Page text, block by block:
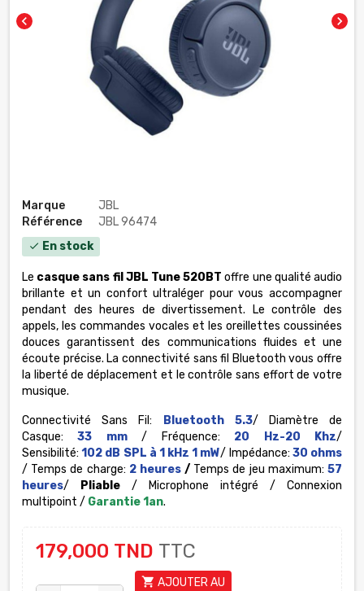
chevron_left chevron_right
Marque
JBL
Référence
JBL 96474
check En stock
Le casque sans fil JBL Tune 520BT offre une qualité audio
brillante et un confort ultraléger pour vous accompagner
pendant des heures de divertissement. Le contrôle des
appels, les commandes vocales et les oreillettes coussinées
douces garantissent des communications fluides et une
écoute précise. La connectivité sans fil Bluetooth vous offre
la liberté de déplacement et le contrôle sans effort de votre
musique.
Connectivité Sans Fil: Bluetooth 5.3/
Diamètre de
Casque:33 mm/ Fréquence: 20 Hz-20 Khz/
Sensibilité:102 dB SPL à 1 kHz 1 mW/ Impédance: 30 ohms
/ Temps de charge: 2 heures/ Temps de jeu maximum:57
heures/ Pliable / Microphone intégré / Connexion
multipoint / Garantie 1an.
179,000 TND TTC
shopping_cart AJOUTER AU